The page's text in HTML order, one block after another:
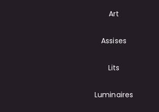
Art
Assises
Lits
Luminaires